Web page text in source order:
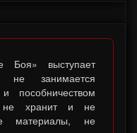
Боя» выступает
не занимается
пособничеством
не хранит и не
материалы, не